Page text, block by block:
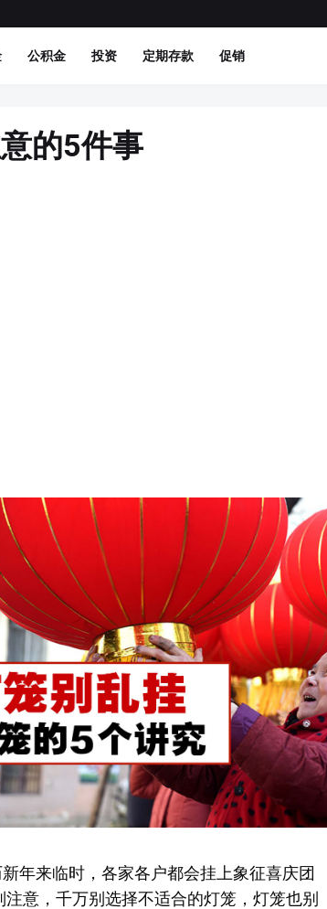
公积金 投资 定期存款 促销
的5件事
年来临时，各家各户都会挂上象征喜庆团
意，千万别选择不适合的灯笼，灯笼也别